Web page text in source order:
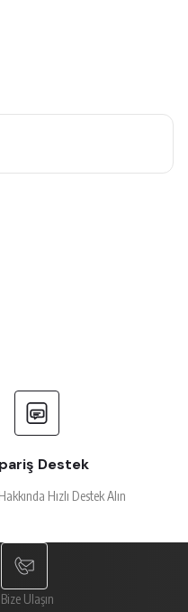
Destek
Hızlı Destek Alın
Bize Ulaşın